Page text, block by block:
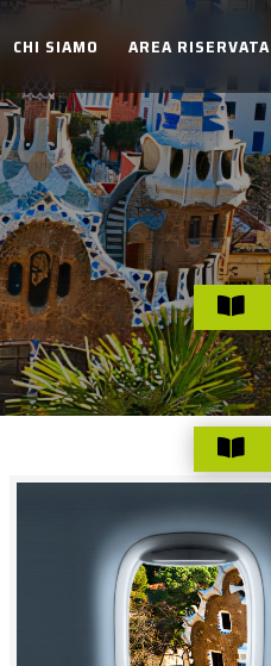
CHI SIAMO AREA RISERVATA

